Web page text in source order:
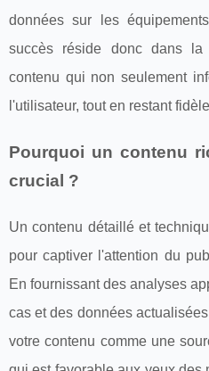
données sur les
succès réside donc dans
contenu qui non seulement
l'utilisateur, tout en restant
Pourquoi un contenu
crucial ?
Un contenu détaillé et
pour captiver l'attention du
En fournissant des analyses
cas et des données
votre contenu comme une